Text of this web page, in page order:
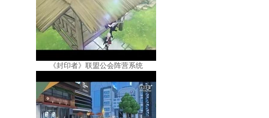
《封印者》联盟公会阵营系统